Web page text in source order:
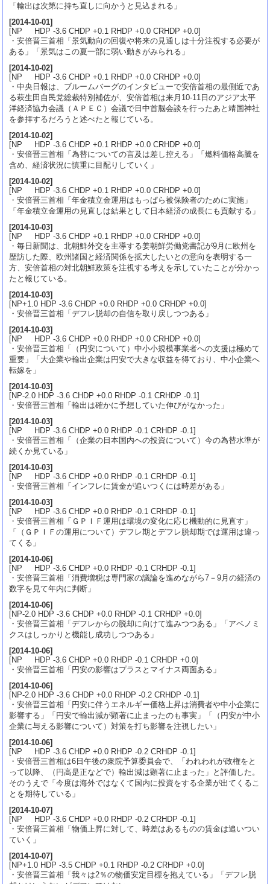
「輸出は次第に持ち直しに向かうと見込まれる」
[2014-10-01]
[NP HDP -3.6 CHDP +0.1 RHDP +0.0 CRHDP +0.0]
・安倍晋三首相「景気動向の回復や将来の見通しは十分注視する必要が
ある」「景気はこの夏一部に弱い動きがみられる」
[2014-10-02]
[NP HDP -3.6 CHDP +0.1 RHDP +0.0 CRHDP +0.0]
・中央日報は、ブルームバーグのインタビューで安倍首相の最側近であ
る萩生田自民党総裁特別補佐が、安倍首相は来月10-11日のアジア太平
洋経済協力会議（ＡＰＥＣ）会議で日中首脳会談を行ったあと靖国神社
を参拝するだろうと述べたと報じている。
[2014-10-02]
[NP HDP -3.6 CHDP +0.1 RHDP +0.0 CRHDP +0.0]
・安倍晋三首相「為替についての言及は差し控える」「燃料価格高騰を
含め、経済状況に慎重に目配りしていく」
[2014-10-02]
[NP HDP -3.6 CHDP +0.1 RHDP +0.0 CRHDP +0.0]
・安倍晋三首相「年金積立金運用はもっぱら被保険者のために実施」
「年金積立金運用の見直しは結果として日本経済の成長にも貢献する」
[2014-10-03]
[NP HDP -3.6 CHDP +0.1 RHDP +0.0 CRHDP +0.0]
・毎日新聞は、北朝鮮外交を主導する姜朝鮮労働党書記が9月に欧州を
歴訪した際、欧州諸国と経済関係を拡大したいとの意向を表明する一
方、安倍首相の対北朝鮮政策を注視する考えを示していたことが分かっ
たと報じている。
[2014-10-03]
[NP+1.0 HDP -3.6 CHDP +0.0 RHDP +0.0 CRHDP +0.0]
・安倍晋三首相「デフレ脱却の自信を取り戻しつつある」
[2014-10-03]
[NP HDP -3.6 CHDP +0.0 RHDP +0.0 CRHDP +0.0]
・安倍晋三首相「（円安について）中小小規模事業者への支援は極めて
重要」「大企業や輸出企業は円安で大きな収益を得ており、中小企業へ
転嫁を」
[2014-10-03]
[NP-2.0 HDP -3.6 CHDP +0.0 RHDP -0.1 CRHDP -0.1]
・安倍晋三首相「輸出は確かに予想していた伸びがなかった」
[2014-10-03]
[NP HDP -3.6 CHDP +0.0 RHDP -0.1 CRHDP -0.1]
・安倍晋三首相「（企業の日本国内への投資について）今の為替水準が
続くか見ている」
[2014-10-03]
[NP HDP -3.6 CHDP +0.0 RHDP -0.1 CRHDP -0.1]
・安倍晋三首相「インフレに賃金が追いつくには時差がある」
[2014-10-03]
[NP HDP -3.6 CHDP +0.0 RHDP -0.1 CRHDP -0.1]
・安倍晋三首相「ＧＰＩＦ運用は環境の変化に応じ機動的に見直す」
「（ＧＰＩＦの運用について）デフレ期とデフレ脱却期では運用は違っ
てくる」
[2014-10-06]
[NP HDP -3.6 CHDP +0.0 RHDP -0.1 CRHDP -0.1]
・安倍晋三首相「消費増税は専門家の議論を進めながら7－9月の経済の
数字を見て年内に判断」
[2014-10-06]
[NP-2.0 HDP -3.6 CHDP +0.0 RHDP -0.1 CRHDP +0.0]
・安倍晋三首相「デフレからの脱却に向けて進みつつある」「アベノミ
クスはしっかりと機能し成功しつつある」
[2014-10-06]
[NP HDP -3.6 CHDP +0.0 RHDP -0.1 CRHDP +0.0]
・安倍晋三首相「円安の影響はプラスとマイナス両面ある」
[2014-10-06]
[NP-2.0 HDP -3.6 CHDP +0.0 RHDP -0.2 CRHDP -0.1]
・安倍晋三首相「円安に伴うエネルギー価格上昇は消費者や中小企業に
影響する」「円安で輸出減が顕著に止まったのも事実」「（円安が中小
企業に与える影響について）対策を打ち影響を注視したい」
[2014-10-06]
[NP HDP -3.6 CHDP +0.0 RHDP -0.2 CRHDP -0.1]
・安倍晋三首相は6日午後の衆院予算委員会で、「われわれが政権をと
って以降、（円高是正などで）輸出減は顕著に止まった」と評価した。
そのうえで「今度は海外ではなくて国内に投資をする企業が出てくるこ
とを期待している」
[2014-10-07]
[NP HDP -3.6 CHDP +0.0 RHDP -0.2 CRHDP -0.1]
・安倍晋三首相「物価上昇に対して、時差はあるものの賃金は追いつい
ていく」
[2014-10-07]
[NP+1.0 HDP -3.5 CHDP +0.1 RHDP -0.2 CRHDP +0.0]
・安倍晋三首相「我々は2％の物価安定目標を抱えている」「デフレ脱